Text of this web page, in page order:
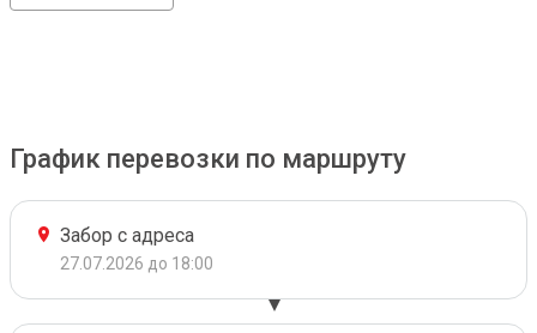
График перевозки по маршруту
Забор с адреса
27.07.2026 до 18:00